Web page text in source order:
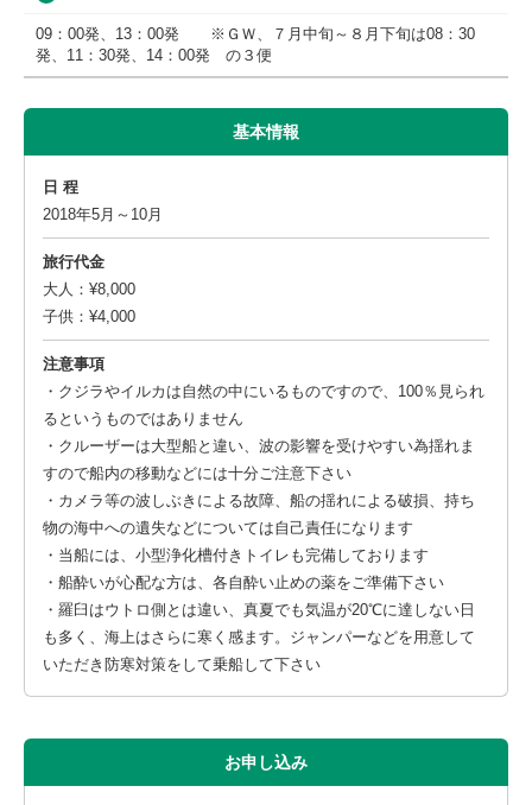
09：00発、13：00発 ※ＧＷ、７月中旬～８月下旬は08：30
発、11：30発、14：00発 の３便
基本情報
日 程
2018年5月～10月
旅行代金
大人：¥8,000
子供：¥4,000
注意事項
・クジラやイルカは自然の中にいるものですので、100％見られ
るというものではありません
・クルーザーは大型船と違い、波の影響を受けやすい為揺れま
すので船内の移動などには十分ご注意下さい
・カメラ等の波しぶきによる故障、船の揺れによる破損、持ち
物の海中への遺失などについては自己責任になります
・当船には、小型浄化槽付きトイレも完備しております
・船酔いが心配な方は、各自酔い止めの薬をご準備下さい
・羅臼はウトロ側とは違い、真夏でも気温が20℃に達しない日
も多く、海上はさらに寒く感ます。ジャンパーなどを用意して
いただき防寒対策をして乗船して下さい
お申し込み